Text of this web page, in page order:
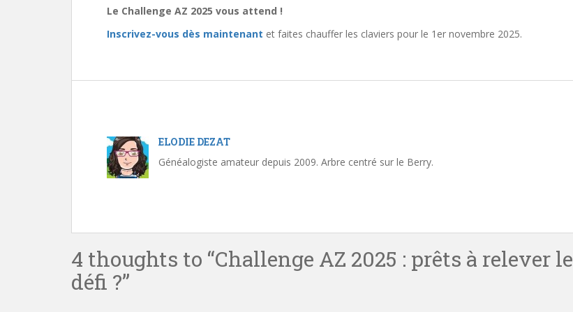
Le Challenge AZ 2025 vous attend !
Inscrivez-vous dès maintenant et faites chauffer les claviers pour le 1er novembre 2025.
ELODIE DEZAT
Généalogiste amateur depuis 2009. Arbre centré sur le Berry.
4 thoughts to “Challenge AZ 2025 : prêts à relever le
défi ?”